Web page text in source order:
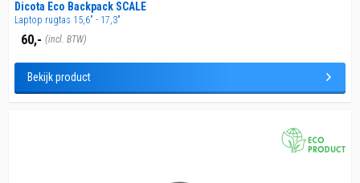
Dicota Eco Backpack SCALE
Laptop rugtas 15,6" - 17,3"
60,- (incl. BTW)
Bekijk product